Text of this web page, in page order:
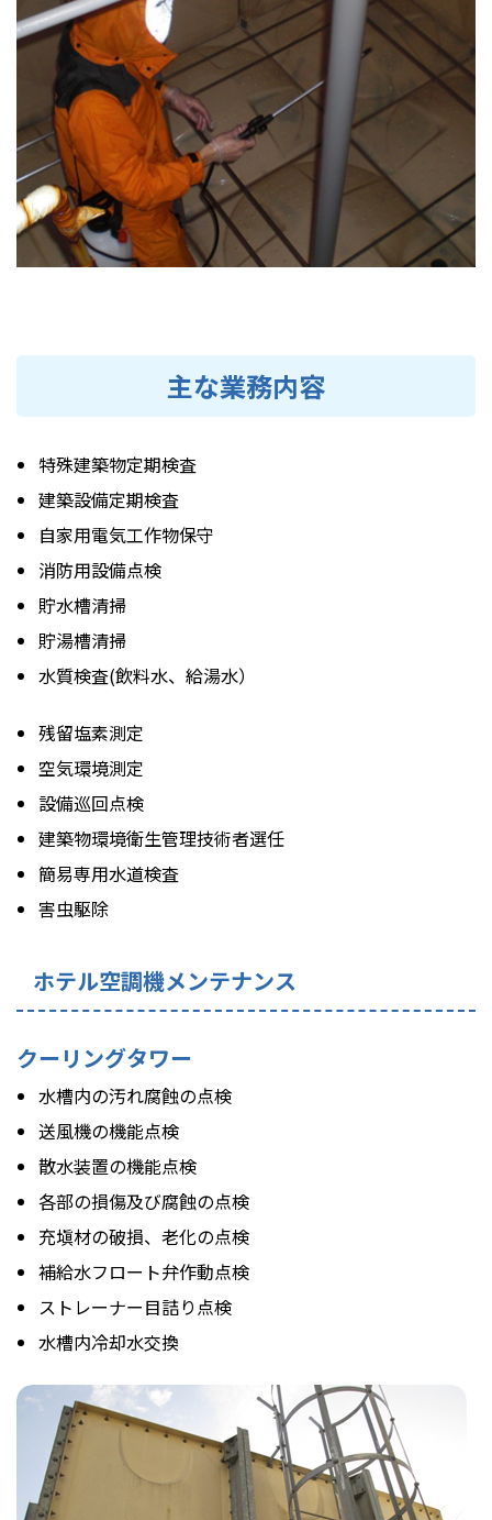
主な業務内容
特殊建築物定期検査
建築設備定期検査
自家用電気工作物保守
消防用設備点検
貯水槽清掃
貯湯槽清掃
水質検査(飲料水、給湯水）
残留塩素測定
空気環境測定
設備巡回点検
建築物環境衛生管理技術者選任
簡易専用水道検査
害虫駆除
ホテル空調機メンテナンス
クーリングタワー
水槽内の汚れ腐蝕の点検
送風機の機能点検
散水装置の機能点検
各部の損傷及び腐蝕の点検
充塡材の破損、老化の点検
補給水フロート弁作動点検
ストレーナー目詰り点検
水槽内冷却水交換